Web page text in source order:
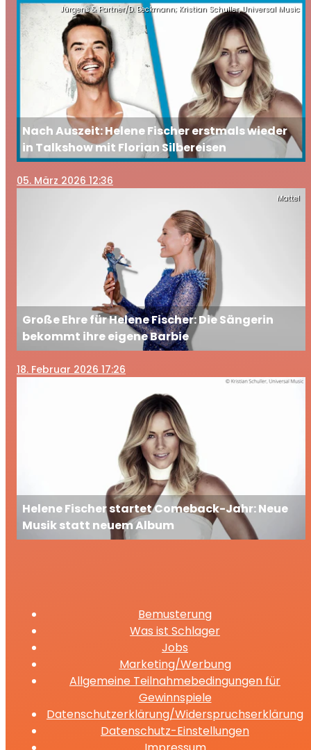
Jürgens & Partner/D. Beckmann; Kristian Schuller, Universal Music
Nach Auszeit: Helene Fischer erstmals wieder
in Talkshow mit Florian Silbereisen
05. März 2026 12:36
Mattel
Große Ehre für Helene Fischer: Die Sängerin
bekommt ihre eigene Barbie
18. Februar 2026 17:26
Helene Fischer startet Comeback-Jahr: Neue
Musik statt neuem Album
Bemusterung
Was ist Schlager
Jobs
Marketing/Werbung
Allgemeine Teilnahmebedingungen für
Gewinnspiele
Datenschutzerklärung/Widerspruchserklärung
Datenschutz-Einstellungen